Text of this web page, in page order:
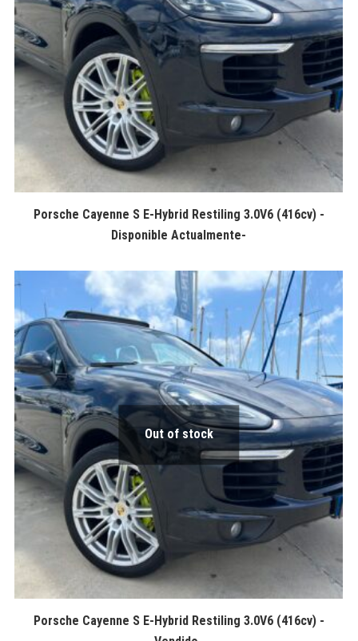
Porsche Cayenne S E-Hybrid Restiling 3.0V6 (416cv) -
Disponible Actualmente-
Out of stock
Porsche Cayenne S E-Hybrid Restiling 3.0V6 (416cv) -